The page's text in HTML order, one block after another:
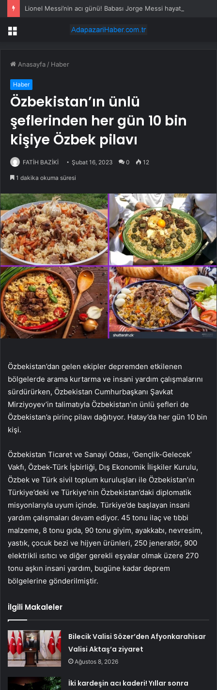
Menü
Anasayfa / Haber
Haber
Özbekistan’ın ünlü
şeflerinden her gün 10 bin
kişiye Özbek pilavı
FATİH BAZİKİ Şubat 16, 2023 0 12
1 dakika okuma süresi
Özbekistan’dan gelen ekipler depremden etkilenen
bölgelerde arama kurtarma ve insani yardım çalışmalarını
sürdürürken, Özbekistan Cumhurbaşkanı Şavkat
Mirziyoyev’in talimatıyla Özbekistan’ın ünlü şefleri de
Özbekistan’a pirinç pilavı dağıtıyor. Hatay’da her gün 10 bin
kişi.
Özbekistan Ticaret ve Sanayi Odası, ‘Gençlik-Gelecek’
Vakfı, Özbek-Türk İşbirliği, Dış Ekonomik İlişkiler Kurulu,
Özbek ve Türk sivil toplum kuruluşları ile Özbekistan’ın
Türkiye’deki ve Türkiye’nin Özbekistan’daki diplomatik
misyonlarıyla uyum içinde. Türkiye’de başlayan insani
yardım çalışmaları devam ediyor. 45 tonu ilaç ve tıbbi
malzeme, 8 tonu gıda, 90 tonu giyim, ayakkabı, nevresim,
yastık, çocuk bezi ve hijyen ürünleri, 250 jeneratör, 900
elektrikli ısıtıcı ve diğer gerekli eşyalar olmak üzere 270
tonu aşkın insani yardım, bugüne kadar deprem
bölgelerine gönderilmiştir.
İlgili Makaleler
Bilecik Valisi Sözer’den Afyonkarahisar
Valisi Aktaş’a ziyaret
Ağustos 8, 2026
İki kardeşin acı kaderi! Yıllar sonra